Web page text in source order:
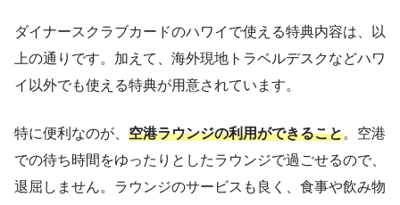
ダイナースクラブカードのハワイで使える特典内容は、以
上の通りです。加えて、海外現地トラベルデスクなどハワ
イ以外でも使える特典が用意されています。
特に便利なのが、 空港ラウンジの利用ができること。空港
での待ち時間をゆったりとしたラウンジで過ごせるので、
退屈しません。ラウンジのサービスも良く、食事や飲み物